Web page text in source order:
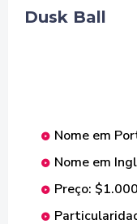
Dusk Ball
Nome em
Nome em
Preço: $1.000